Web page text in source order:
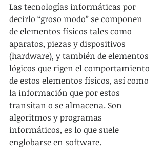
Las tecnologías informáticas por
decirlo “groso modo” se componen
de elementos físicos tales como
aparatos, piezas y dispositivos
(hardware), y también de elementos
lógicos que rigen el comportamiento
de estos elementos físicos, así como
la información que por estos
transitan o se almacena. Son
algoritmos y programas
informáticos, es lo que suele
englobarse en software.